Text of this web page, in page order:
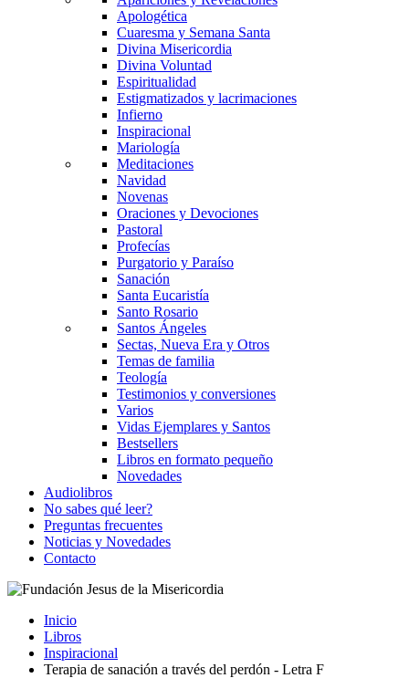
Apologética
Cuaresma y Semana Santa
Divina Misericordia
Divina Voluntad
Espiritualidad
Estigmatizados y lacrimaciones
Infierno
Inspiracional
Mariología
Meditaciones
Navidad
Novenas
Oraciones y Devociones
Pastoral
Profecías
Purgatorio y Paraíso
Sanación
Santa Eucaristía
Santo Rosario
Santos Ángeles
Sectas, Nueva Era y Otros
Temas de familia
Teología
Testimonios y conversiones
Varios
Vidas Ejemplares y Santos
Bestsellers
Libros en formato pequeño
Novedades
Audiolibros
No sabes qué leer?
Preguntas frecuentes
Noticias y Novedades
Contacto
Inicio
Libros
Inspiracional
Terapia de sanación a través del perdón - Letra F